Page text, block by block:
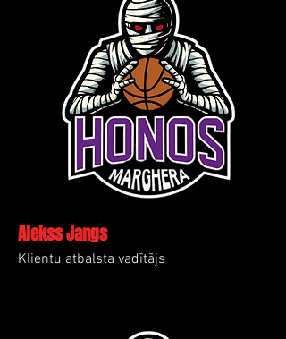
Alekss Jangs
Klientu atbalsta vadītājs